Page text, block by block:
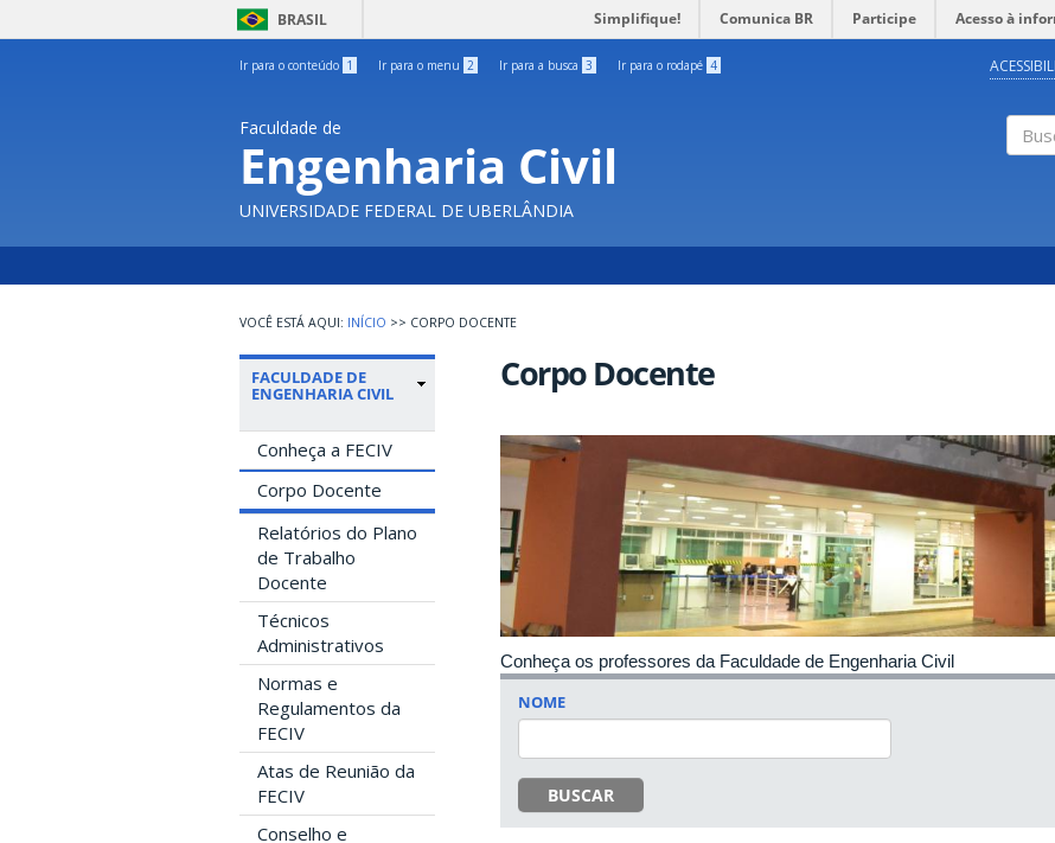
BRASIL Simplifique! Comunica BR Participe Acesso à
Ir para o conteúdo 1 Ir para o menu 2 Ir para a busca 3 Ir para o rodapé 4
Faculdade de
Engenharia Civil
UNIVERSIDADE FEDERAL DE UBERLÂNDIA
INÍCIO >> CORPO DOCENTE
FACULDADE DE
ENGENHARIA CIVIL
Conheça a FECIV
Corpo Docente
Relatórios do Plano
de Trabalho
Docente
Técnicos
Administrativos
Normas e
Regulamentos da
FECIV
Atas de Reunião da
FECIV
Conselho e
Corpo Docente
Conheça os professores da Faculdade de Engenharia Civil
NOME
BUSCAR